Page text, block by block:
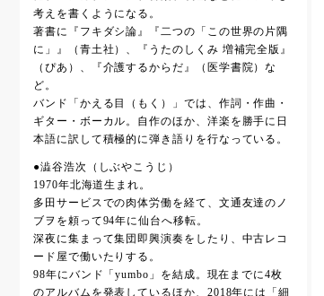
考えを書くようになる。
著書に『フキダシ論』『二つの「この世界の片隅
に」』（青土社）、『うたのしくみ 増補完全版』
（ぴあ）、『介護するからだ』（医学書院）な
ど。
バンド「かえる目（もく）」では、作詞・作曲・
ギター・ボーカル。自作のほか、洋楽を勝手に日
本語に訳して積極的に弾き語りを行なっている。
●澁谷浩次（しぶやこうじ）
1970年北海道生まれ。
多田サービスでの肉体労働を経て、文通友達のノ
ブヲを頼って94年に仙台へ移転。
深夜に集まって集団即興演奏をしたり、中古レコ
ード屋で働いたりする。
98年にバンド「yumbo」を結成。現在までに4枚
のアルバムを発表しているほか、2018年には「細